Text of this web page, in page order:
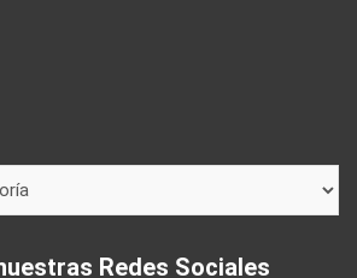
Redes Sociales